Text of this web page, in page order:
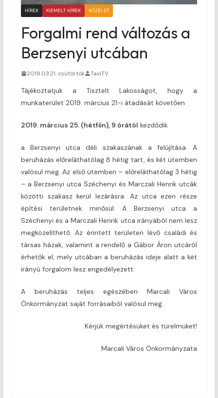
HÍREK KIEMELT HÍREK KÖZÉLET
Forgalmi rend változás a
Berzsenyi utcában
2019.03.21. csütörtök TaviTV
Tájékoztatjuk a Tisztelt Lakosságot, hogy a
munkaterület 2019. március 21-i átadását követően
2019. március 25. (hétfőn), 9 órától kezdődik
a Berzsenyi utca déli szakaszának a felújítása. A
beruházás előreláthatólag 8 hétig tart, és két ütemben
valósul meg. Az első ütemben – előreláthatólag 3 hétig
– a Berzsenyi utca Széchenyi és Marczali Henrik utcák
közötti szakasz kerül lezárásra. Az utca ezen része
építési területnek minősül. A Berzsenyi utca a
Széchenyi és a Marczali Henrik utca irányából nem lesz
megközelíthető. Az érintett területen lévő családi és
társas házak, valamint a rendelő a Gábor Áron utcáról
érhetők el, mely utcában a beruházás ideje alatt a két
irányú forgalom lesz engedélyezett.
A beruházás teljes egészében Marcali Város
Önkormányzat saját forrásaiból valósul meg.
Kérjük megértésüket és türelmüket!
Marcali Város Önkormányzata